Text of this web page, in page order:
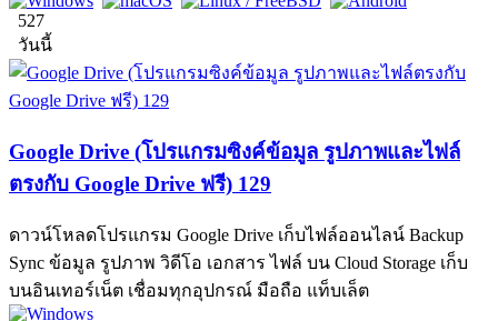
527
วันนี้
Google Drive (โปรแกรมซิงค์ข้อมูล รูปภาพและไฟล์
ตรงกับ Google Drive ฟรี) 129
ดาวน์โหลดโปรแกรม Google Drive เก็บไฟล์ออนไลน์ Backup
Sync ข้อมูล รูปภาพ วิดีโอ เอกสาร ไฟล์ บน Cloud Storage เก็บ
บนอินเทอร์เน็ต เชื่อมทุกอุปกรณ์ มือถือ แท็บเล็ต